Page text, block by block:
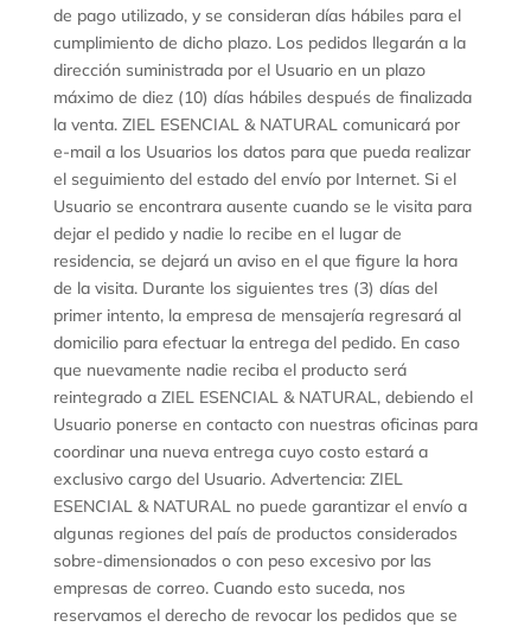
de pago utilizado, y se consideran días hábiles para el
cumplimiento de dicho plazo. Los pedidos llegarán a la
dirección suministrada por el Usuario en un plazo
máximo de diez (10) días hábiles después de finalizada
la venta. ZIEL ESENCIAL & NATURAL comunicará por
e-mail a los Usuarios los datos para que pueda realizar
el seguimiento del estado del envío por Internet. Si el
Usuario se encontrara ausente cuando se le visita para
dejar el pedido y nadie lo recibe en el lugar de
residencia, se dejará un aviso en el que figure la hora
de la visita. Durante los siguientes tres (3) días del
primer intento, la empresa de mensajería regresará al
domicilio para efectuar la entrega del pedido. En caso
que nuevamente nadie reciba el producto será
reintegrado a ZIEL ESENCIAL & NATURAL, debiendo el
Usuario ponerse en contacto con nuestras oficinas para
coordinar una nueva entrega cuyo costo estará a
exclusivo cargo del Usuario. Advertencia: ZIEL
ESENCIAL & NATURAL no puede garantizar el envío a
algunas regiones del país de productos considerados
sobre-dimensionados o con peso excesivo por las
empresas de correo. Cuando esto suceda, nos
reservamos el derecho de revocar los pedidos que se